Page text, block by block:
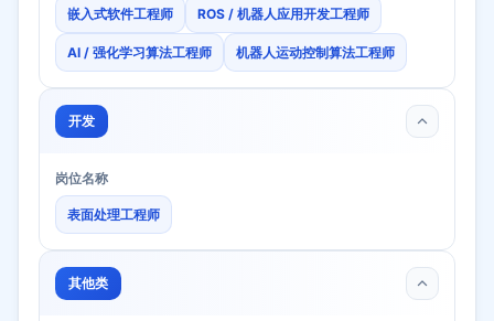
嵌入式软件工程师 ROS / 机器人应用开发工程师
AI / 强化学习算法工程师 机器人运动控制算法工程师
开发
岗位名称
表面处理工程师
其他类